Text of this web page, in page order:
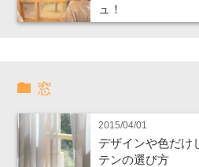
ュ！
窓
2015/04/01
デザインや色だけ
テンの選び方